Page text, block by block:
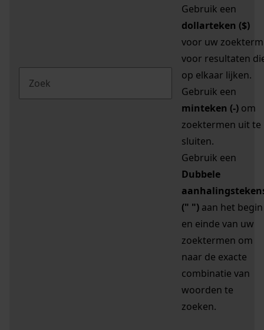
Gebruik een
dollarteken ($)
voor uw zoekterm
voor resultaten
op elkaar lijken.
Gebruik een
minteken (-) om
zoektermen uit te
sluiten.
Gebruik een
Dubbele
(" ") aan het begin
en einde van uw
zoektermen om
naar de exacte
combinatie van
woorden te
zoeken.